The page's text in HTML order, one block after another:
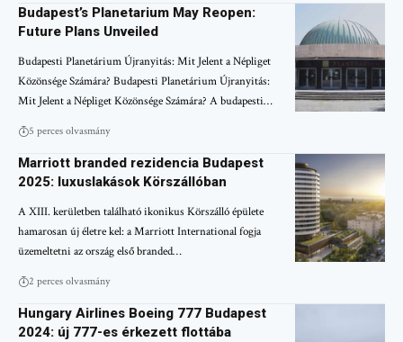
Budapest’s Planetarium May Reopen:
Future Plans Unveiled
Budapesti Planetárium Újranyitás: Mit Jelent a Népliget
Közönsége Számára? Budapesti Planetárium Újranyitás:
Mit Jelent a Népliget Közönsége Számára? A budapesti…
5 perces olvasmány
Marriott branded rezidencia Budapest
2025: luxuslakások Körszállóban
A XIII. kerületben található ikonikus Körszálló épülete
hamarosan új életre kel: a Marriott International fogja
üzemeltetni az ország első branded…
2 perces olvasmány
Hungary Airlines Boeing 777 Budapest
2024: új 777-es érkezett flottába